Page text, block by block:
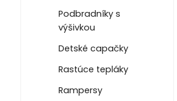
Podbradníky s
výšivkou
Detské capačky
Rastúce tepláky
Rampersy